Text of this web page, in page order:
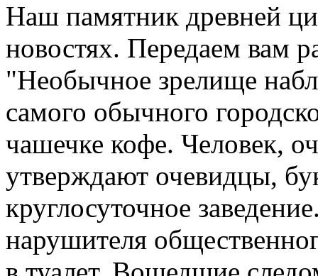
Наш памятник древней
новостях. Передаем вам
"Необычное зрелище
самого обычного
чашечке кофе. Человек,
утверждают очевидцы,
круглосуточное
нарушителя